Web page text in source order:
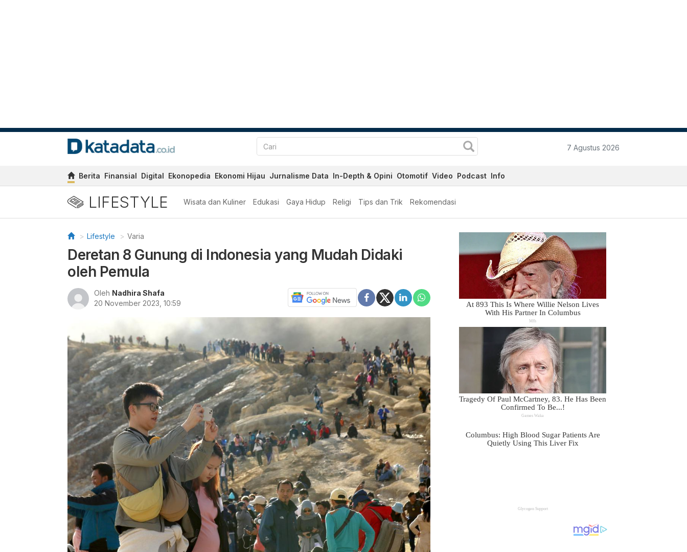
7 Agustus 2026
Berita Finansial Digital Ekonopedia Ekonomi Hijau Jurnalisme Data In-Depth & Opini Otomotif Video Podcast Info
LIFESTYLE Wisata dan Kuliner Edukasi Gaya Hidup Religi Tips dan Trik Rekomendasi
Lifestyle Varia
Deretan 8 Gunung di Indonesia yang Mudah Didaki
oleh Pemula
Oleh Nadhira Shafa
20 November 2023, 10:59